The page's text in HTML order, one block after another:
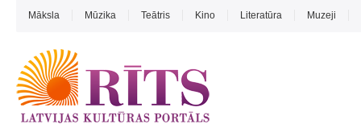
Māksla Mūzika Teātris Kino Literatūra Muzeji